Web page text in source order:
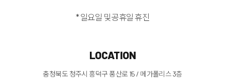
* 일요일 및 공휴일 휴진
LOCATION
충청북도 청주시 흥덕구 풍산로 15 / 메가폴리스 3층